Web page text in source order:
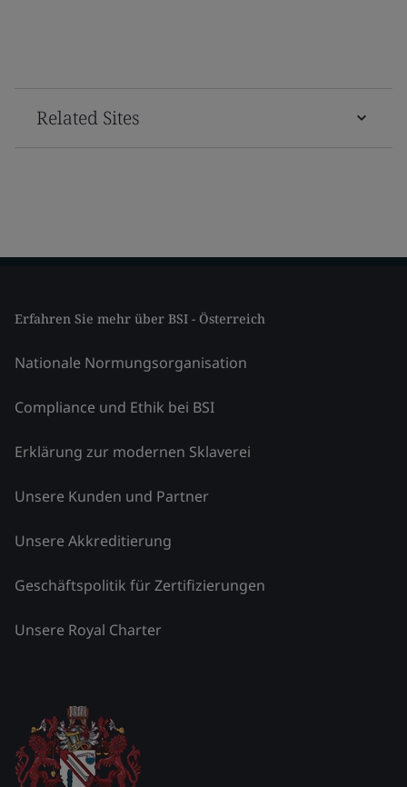
Related Sites
Erfahren Sie mehr über BSI - Österreich
Nationale Normungsorganisation
Compliance und Ethik bei BSI
Erklärung zur modernen Sklaverei
Unsere Kunden und Partner
Unsere Akkreditierung
Geschäftspolitik für Zertifizierungen
Unsere Royal Charter